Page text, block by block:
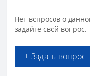
Нет вопросов о
задайте свой вопрос.
+ Задать вопрос